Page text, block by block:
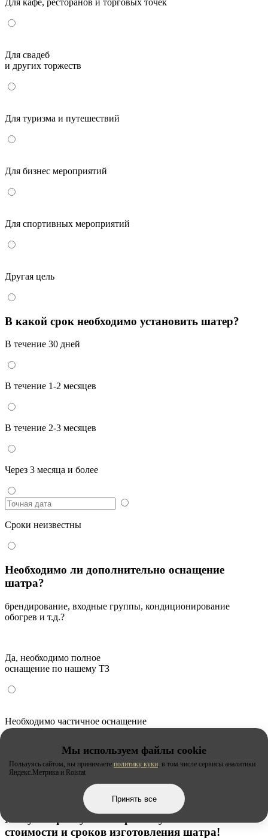
Для кафе, ресторанов и торговых точек
Для свадеб
и других торжеств
Для туризма и путешествий
Для бизнес мероприятий
Для спортивных мероприятий
Другая цель
В какой срок необходимо установить шатер?
В течение 30 дней
В течение 1-2 месяцев
В течение 2-3 месяцев
Через 3 месяца и более
Сроки неизвестны
Необходимо ли дополнительно оснащение
шатра?
брендирование, входные группы, кондиционирование
обогрев и т.д.?
Да, необходимо полное
оснащение по нашему ТЗ
Необходимо частичное оснащение
Затрудняюсь ответить
Мы уже приступили к расчету
стоимости и сроков изготовления шатра!
Мы используем файлы cookie
Пользуясь сайтом, вы принимаете политику куки, в том числе сервисы аналитики
Яндекс.Метрика и Roistat
Принять все